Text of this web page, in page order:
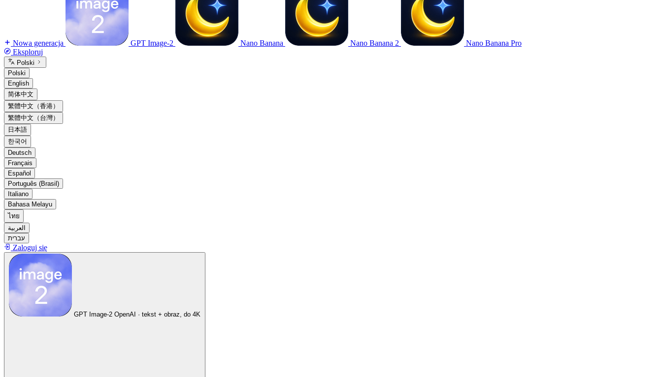
Nowa generacja GPT Image-2 Nano Banana Nano Banana 2
Nano Banana Pro
Eksploruj
Polski
Polski
English
简体中文
繁體中文（香港）
繁體中文（台灣）
日本語
한국어
Deutsch
Français
Español
Português (Brasil)
Italiano
Bahasa Melayu
ไทย
العربية
עברית
Zaloguj się
GPT Image-2 OpenAI · tekst + obraz, do 4K